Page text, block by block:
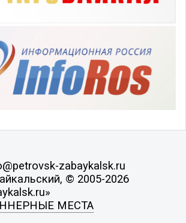
zabaykalsk.ru
© 2005-2026
МЕСТА